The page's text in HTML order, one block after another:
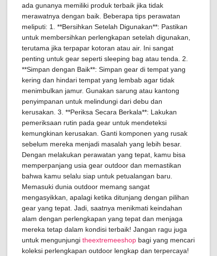
ada gunanya memiliki produk terbaik jika tidak
merawatnya dengan baik. Beberapa tips perawatan
meliputi: 1. **Bersihkan Setelah Digunakan**: Pastikan
untuk membersihkan perlengkapan setelah digunakan,
terutama jika terpapar kotoran atau air. Ini sangat
penting untuk gear seperti sleeping bag atau tenda. 2.
**Simpan dengan Baik**: Simpan gear di tempat yang
kering dan hindari tempat yang lembab agar tidak
menimbulkan jamur. Gunakan sarung atau kantong
penyimpanan untuk melindungi dari debu dan
kerusakan. 3. **Periksa Secara Berkala**: Lakukan
pemeriksaan rutin pada gear untuk mendeteksi
kemungkinan kerusakan. Ganti komponen yang rusak
sebelum mereka menjadi masalah yang lebih besar.
Dengan melakukan perawatan yang tepat, kamu bisa
memperpanjang usia gear outdoor dan memastikan
bahwa kamu selalu siap untuk petualangan baru.
Memasuki dunia outdoor memang sangat
mengasyikkan, apalagi ketika ditunjang dengan pilihan
gear yang tepat. Jadi, saatnya menikmati keindahan
alam dengan perlengkapan yang tepat dan menjaga
mereka tetap dalam kondisi terbaik! Jangan ragu juga
untuk mengunjungi theextremeeshop bagi yang mencari
koleksi perlengkapan outdoor lengkap dan terpercaya!